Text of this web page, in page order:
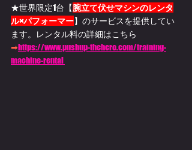
★世界限定1台【腕立て伏せマシンのレンタ
ル×パフォーマー】のサービスを提供してい
ます。
レンタル料の詳細はこちら
➡https://www.pushup-thehero.com/training-
machine-rental